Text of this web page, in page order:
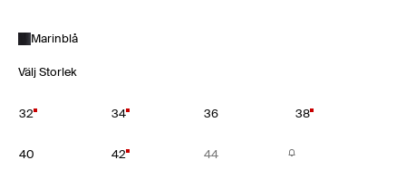
Marinblå
Välj Storlek
32 34 36 38
40 42 44